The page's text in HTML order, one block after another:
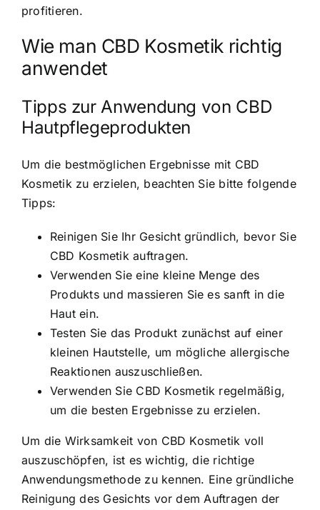
profitieren.
Wie man CBD Kosmetik richtig
anwendet
Tipps zur Anwendung von CBD
Hautpflegeprodukten
Um die bestmöglichen Ergebnisse mit CBD
Kosmetik zu erzielen, beachten Sie bitte folgende
Tipps:
Reinigen Sie Ihr Gesicht gründlich, bevor Sie
CBD Kosmetik auftragen.
Verwenden Sie eine kleine Menge des
Produkts und massieren Sie es sanft in die
Haut ein.
Testen Sie das Produkt zunächst auf einer
kleinen Hautstelle, um mögliche allergische
Reaktionen auszuschließen.
Verwenden Sie CBD Kosmetik regelmäßig,
um die besten Ergebnisse zu erzielen.
Um die Wirksamkeit von CBD Kosmetik voll
auszuschöpfen, ist es wichtig, die richtige
Anwendungsmethode zu kennen. Eine gründliche
Reinigung des Gesichts vor dem Auftragen der